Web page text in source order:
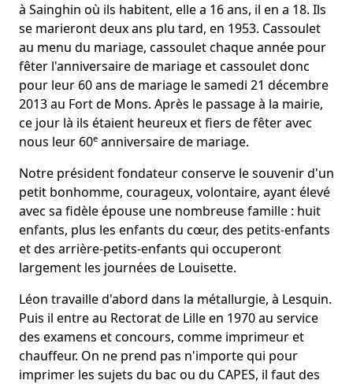
à Sainghin où ils habitent, elle a 16 ans, il en a 18. Ils
se marieront deux ans plu tard, en 1953. Cassoulet
au menu du mariage, cassoulet chaque année pour
fêter l'anniversaire de mariage et cassoulet donc
pour leur 60 ans de mariage le samedi 21 décembre
2013 au Fort de Mons. Après le passage à la mairie,
ce jour là ils étaient heureux et fiers de fêter avec
nous leur 60e anniversaire de mariage.
Notre président fondateur conserve le souvenir d'un
petit bonhomme, courageux, volontaire, ayant élevé
avec sa fidèle épouse une nombreuse famille : huit
enfants, plus les enfants du cœur, des petits-enfants
et des arrière-petits-enfants qui occuperont
largement les journées de Louisette.
Léon travaille d'abord dans la métallurgie, à Lesquin.
Puis il entre au Rectorat de Lille en 1970 au service
des examens et concours, comme imprimeur et
chauffeur. On ne prend pas n'importe qui pour
imprimer les sujets du bac ou du CAPES, il faut des